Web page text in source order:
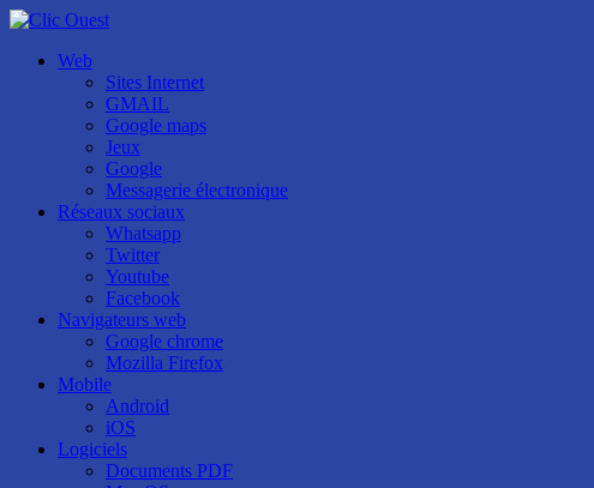
Web
Sites Internet
GMAIL
Google maps
Jeux
Google
Messagerie électronique
Réseaux sociaux
Whatsapp
Twitter
Youtube
Facebook
Navigateurs web
Google chrome
Mozilla Firefox
Mobile
Android
iOS
Logiciels
Documents PDF